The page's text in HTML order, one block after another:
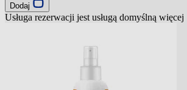
Dodaj
Usługa rezerwacji jest usługą domyślną więcej